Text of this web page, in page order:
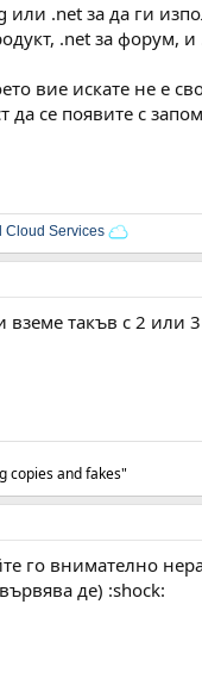
.net за да ги
.net за форум,
вие искате не е
се появите с
Cloud Services
вземе такъв с 2 или
copies and fakes"
го внимателно
де) :shock: